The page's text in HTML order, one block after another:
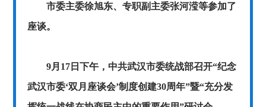
市委主委徐旭东、专职副主委张河滢等参加了
座谈。
9月17日下午，中共武汉市委统战部召开“纪念
武汉市委‘双月座谈会’制度创建30周年”暨“充分发